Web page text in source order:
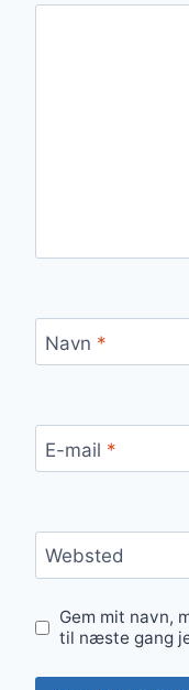
Navn *
E-mail *
Websted
Gem mit navn,
til næste gang